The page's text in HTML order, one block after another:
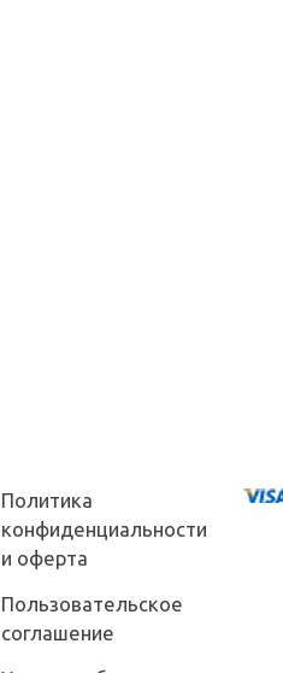
Политика
конфиденциальности
и оферта
Пользовательское
соглашение